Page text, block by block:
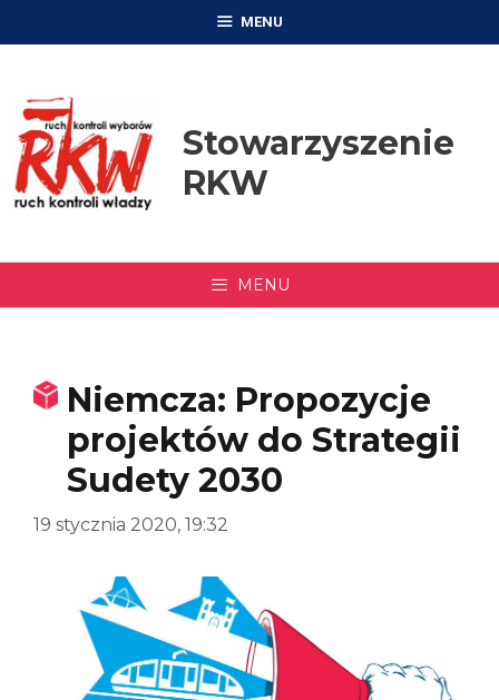
MENU
Stowarzyszenie
RKW
MENU
Niemcza: Propozycje
projektów do Strategii
Sudety 2030
19 stycznia 2020, 19:32